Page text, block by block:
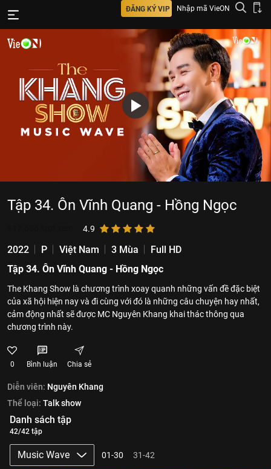
ĐĂNG KÝ VIP Nhập mã VieON
Tập 34. Ôn Vĩnh Quang - Hồng Ngọc
4.9
2022 P Việt Nam 3 Mùa
Full HD
Tập 34. Ôn Vĩnh Quang - Hồng Ngọc
The Khang Show là chương trình xoay quanh những vấn đề đặc biệt
của xã hội hiện nay và đi cùng với đó là những câu chuyện hay nhất,
cảm động nhất sẽ được MC Nguyên Khang khai thác thông qua
chương trình này.
0 Bình luận Chia sẻ
Diễn viên: Nguyên Khang
Thể loại: Talk show
Danh sách tập
42/42 tập
Music Wave 01-30 31-42